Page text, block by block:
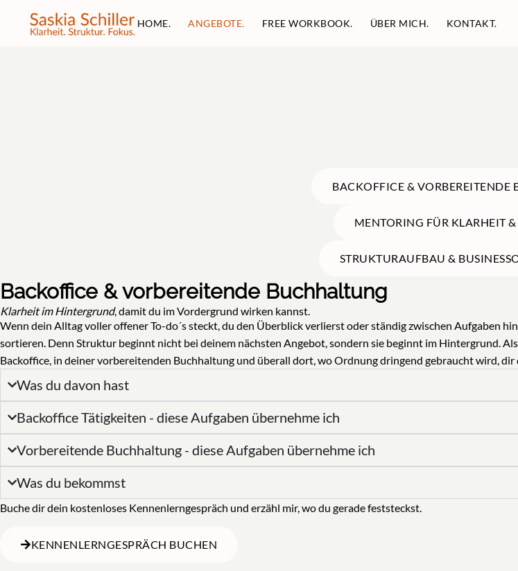
HOME. ANGEBOTE. FREE WORKBOOK. ÜBER MICH. KONTAKT.
BACKOFFICE & VORBEREITENDE
MENTORING FÜR KLARHEIT &
STRUKTURAUFBAU &
Backoffice & vorbereitende Buchhaltung
Klarheit im Hintergrund, damit du im Vordergrund wirken kannst.
Wenn dein Alltag voller offener To-do´s steckt, du den Überblick verlierst oder ständig zwischen Aufgaben
sortieren. Denn Struktur beginnt nicht bei deinem nächsten Angebot, sondern sie beginnt im Hintergrund.
Backoffice, in deiner vorbereitenden Buchhaltung und überall dort, wo Ordnung dringend gebraucht wird,
Was du davon hast
Backoffice Tätigkeiten - diese Aufgaben übernehme ich
Vorbereitende Buchhaltung - diese Aufgaben übernehme ich
Was du bekommst
Buche dir dein kostenloses Kennenlerngespräch und erzähl mir, wo du gerade feststeckst.
KENNENLERNGESPRÄCH BUCHEN